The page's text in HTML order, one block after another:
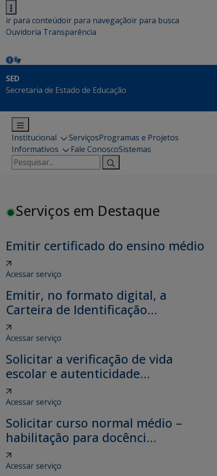
ir para conteúdoir para navegaçãoir para busca
Ouvidoria Transparência
SED
Secretaria de Estado de Educação
Institucional ServiçosProgramas e Projetos
Informativos
Fale ConoscoSistemas
Pesquisar
por:
Serviços em Destaque
Emitir certificado do ensino médio
Acessar serviço
Emitir, no formato digital, a
Carteira de Identificação...
Acessar serviço
Solicitar a verificação de vida
escolar e autenticidade...
Acessar serviço
Solicitar curso normal médio –
habilitação para docênci...
Acessar serviço